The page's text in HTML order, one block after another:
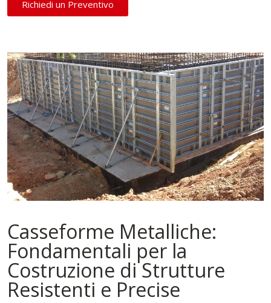
Richiedi un Preventivo
Casseforme Metalliche:
Fondamentali per la
Costruzione di Strutture
Resistenti e Precise